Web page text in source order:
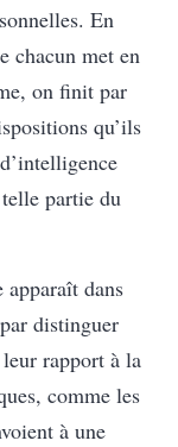
En
chacun met en
on finit par
qu’ils
partie du
dans
distinguer
rapport à la
comme les
à une